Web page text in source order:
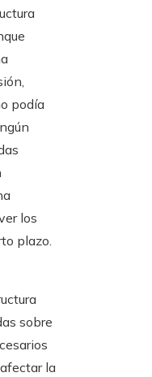
podía
los
plazo.
sobre
la